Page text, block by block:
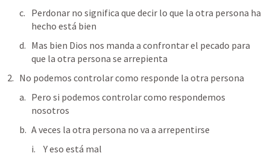
Perdonar no significa que decir lo que la otra persona ha
hecho está bien
Mas bien Dios nos manda a confrontar el pecado para
que la otra persona se arrepienta
No podemos controlar como responde la otra persona
Pero si podemos controlar como respondemos
nosotros
A veces la otra persona no va a arrepentirse
Y eso está mal